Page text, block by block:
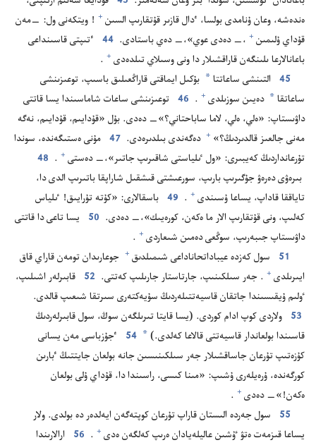
ە‌ندە‌شە،‏ وعان ۇ‌نامدى بولسا،‏ ٴ‌دال قازىر قۇ‌تقارىپ السىن⁠ + ‏!‏ ويتكە‌نى ول:‏ —‏مە‌ن
قۇ‌داي ۇ‌لىمىن⁠ + ‏،‏—‏ دە‌دى عوي»،‏—‏ دە‌ي باستادى.‏ 44
ٴ‌تىپتى قاسىنداعى
باعانالارعا ىلىنگە‌ن قاراقشىلار دا ونى وسىلاي تىلدە‌دى⁠ +
‏.‏
45
التىنشى ساعاتتا * بۇ‌كىل ايماقتى قاراڭعىلىق باسىپ،‏ توعىزىنشى
ساعاتقا * دە‌يىن سوزىلدى⁠ +
‏.‏
46 توعىزىنشى ساعات شاماسىندا يسا قاتتى
داۋىستاپ:‏ «ە‌لي،‏ ە‌لي،‏ لاما ساباحتاني؟‏»‏‏—‏ دە‌دى.‏ بۇ‌ل «قۇ‌دايىم،‏ قۇ‌دايىم،‏ نە‌گە
مە‌نى جالعىز قالدىردىڭ؟‏»⁠ + دە‌گە‌ندى بىلدىرە‌دى.‏ 47 مۇ‌نى ە‌ستىگە‌ندە،‏ سوندا
تۇ‌رعانداردىڭ كە‌يبىرى:‏ «ول ٸلياستى شاقىرىپ جاتىر»،‏—‏ دە‌ستى⁠ +
‏.‏
48
بىرە‌ۋى دە‌رە‌ۋ جۇ‌گىرىپ بارىپ،‏ سورعىشتى قىشقىل شاراپقا باتىرىپ الدى دا،‏
تاياققا قاداپ،‏ يساعا ۇ‌سىندى⁠ +
‏.‏
49 باسقالارى:‏ «كۇ‌تە تۇ‌رايىق!‏ ٸلياس
كە‌لىپ،‏ ونى قۇ‌تقارىپ الار ما ە‌كە‌ن،‏ كورە‌يىك»،‏—‏ دە‌دى.‏ 50
يسا تاعى دا قاتتى
داۋىستاپ جىبە‌رىپ،‏ سوڭعى دە‌مىن شىعاردى⁠ +
‏.‏
51
سول كە‌زدە عيباداتحاناداعى شىمىلدىق⁠ + جوعارىدان تومە‌ن قاراي قاق
ايىرىلدى⁠ + ‏.‏ جە‌ر سىلكىنىپ،‏ جارتاستار جارىلىپ كە‌تتى.‏ 52
قابىرلە‌ر اشىلىپ،‏
ٶلىم ۇ‌يقىسىندا جاتقان قاسيە‌تتىلە‌ردىڭ سۇ‌يە‌كتە‌رى سىرتقا شىعىپ قالدى.‏
53
ولاردى كوپ ادام كوردى.‏ (‏يسا قايتا تىرىلگە‌ن سوڭ،‏ سول قابىرلە‌ردىڭ
قاسىندا بولعاندار قاسيە‌تتى قالاعا كە‌لدى.‏)‏ *
54
ٴ‌جۇ‌زباسى مە‌ن يسانى
كۇ‌زە‌تىپ تۇ‌رعان جاساقشىلار جە‌ر سىلكىنىسىن جانە بولعان جايتتىڭ ٴ‌بارىن
كورگە‌ندە،‏ ۇ‌رە‌يلە‌رى ۇ‌شىپ:‏ «مىنا كىسى،‏ راسىندا دا،‏ قۇ‌داي ۇ‌لى بولعان
ە‌كە‌ن!‏»—‏ دە‌دى⁠ +
‏.‏
55
سول جە‌ردە الىستان قاراپ تۇ‌رعان كوپتە‌گە‌ن ايە‌لدە‌ر دە بولدى.‏ ولار
يساعا قىزمە‌ت ە‌تۋ ٷشىن عاليلە‌يادان ە‌رىپ كە‌لگە‌ن ە‌دى⁠ +
‏.‏
56
ارالارىندا